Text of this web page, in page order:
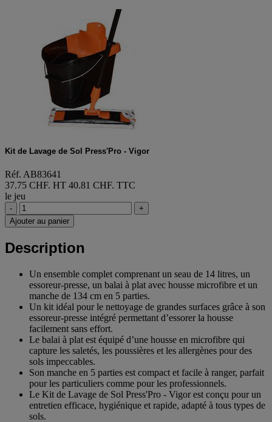
Kit de Lavage de Sol Press'Pro - Vigor
Réf. AB83641
37.75 CHF. HT 40.81 CHF. TTC
le jeu
-
+
Ajouter au panier
Description
Un ensemble complet comprenant un seau de 14 litres, un
essoreur-presse, un balai à plat avec housse microfibre et un
manche de 134 cm en 5 parties.
Un kit idéal pour le nettoyage de grandes surfaces grâce à son
essoreur-presse intégré permettant d’essorer la housse
facilement sans effort.
Le balai à plat est équipé d’une housse en microfibre qui
capture les saletés, les poussières et les allergènes pour des
sols impeccables.
Son manche en 5 parties est compact et facile à ranger, parfait
pour les particuliers comme pour les professionnels.
Le Kit de Lavage de Sol Press'Pro - Vigor est conçu pour un
entretien efficace, hygiénique et rapide, adapté à tous types de
sols.